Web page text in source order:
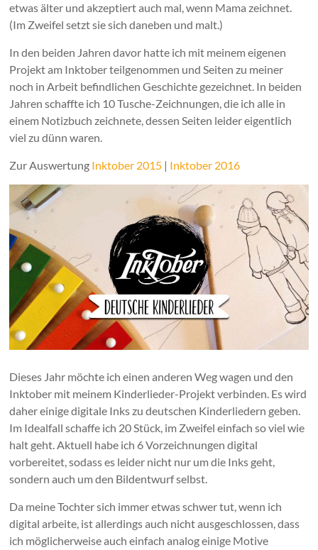
etwas älter und akzeptiert auch mal, wenn Mama zeichnet.
(Im Zweifel setzt sie sich daneben und malt.)
In den beiden Jahren davor hatte ich mit meinem eigenen
Projekt am Inktober teilgenommen und Seiten zu meiner
noch in Arbeit befindlichen Geschichte gezeichnet. In beiden
Jahren schaffte ich 10 Tusche-Zeichnungen, die ich alle in
einem Notizbuch zeichnete, dessen Seiten leider eigentlich
viel zu dünn waren.
Zur Auswertung Inktober 2015 | Inktober 2016
Dieses Jahr möchte ich einen anderen Weg wagen und den
Inktober mit meinem Kinderlieder-Projekt verbinden. Es wird
daher einige digitale Inks zu deutschen Kinderliedern geben.
Im Idealfall schaffe ich 20 Stück, im Zweifel einfach so viel wie
halt geht. Aktuell habe ich 6 Vorzeichnungen digital
vorbereitet, sodass es leider nicht nur um die Inks geht,
sondern auch um den Bildentwurf selbst.
Da meine Tochter sich immer etwas schwer tut, wenn ich
digital arbeite, ist allerdings auch nicht ausgeschlossen, dass
ich möglicherweise auch einfach analog einige Motive